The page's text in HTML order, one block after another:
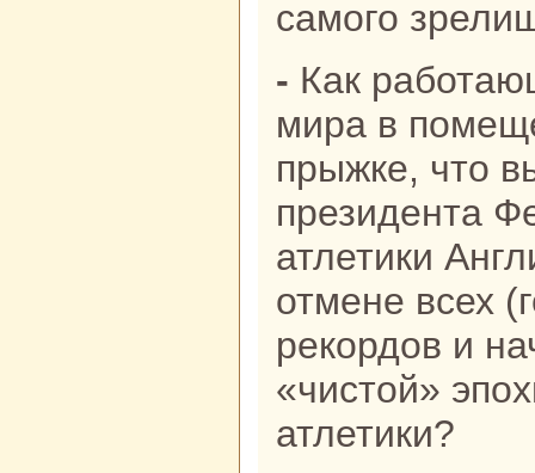
самого
- Как работающая рекордсменка
мира в
прыжке, что
президента
атлетики
отмене всех
рекордов и
«чистой»
атлетики?